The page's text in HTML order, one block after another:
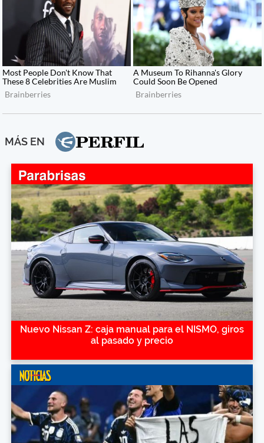
MÁS EN
Nuevo Nissan Z: caja manual para el NISMO, giros
al pasado y precio